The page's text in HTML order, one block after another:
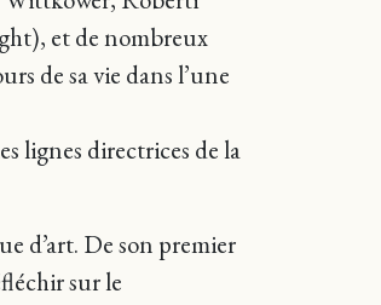
et de nombreux
de sa vie dans l’une
lignes directrices de la
d’art. De son premier
sur le